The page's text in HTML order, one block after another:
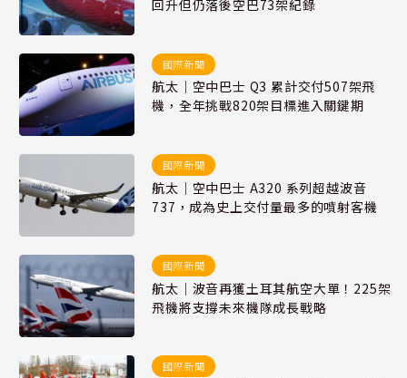
回升但仍落後空巴73架紀錄
國際新聞
航太｜空中巴士 Q3 累計交付507架飛
機，全年挑戰820架目標進入關鍵期
國際新聞
航太｜空中巴士 A320 系列超越波音
737，成為史上交付量最多的噴射客機
國際新聞
航太｜波音再獲土耳其航空大單！225架
飛機將支撐未來機隊成長戰略
國際新聞